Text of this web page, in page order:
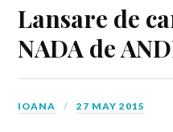
Lansare de
NADA de
IOANA 27 MAY 2015